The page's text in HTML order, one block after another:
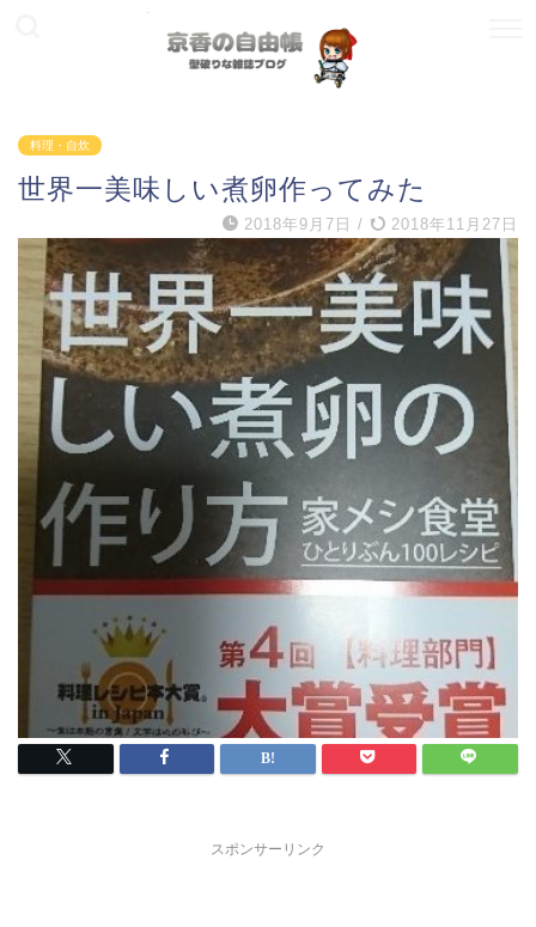
料理・自炊
世界一美味しい煮卵作ってみた
2018年9月7日 / 2018年11月27日
スポンサーリンク